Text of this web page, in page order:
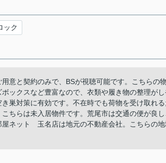
ック
意と契約のみで、BSが視聴可能です。こちらの物
ックスなど豊富なので、衣類や履き物の整理が
巣対策に有効です。不在時でも荷物を受け取れる
ちらは未入居物件です。荒尾市は交通の便が良し
ネット 玉名店は地元の不動産会社。こちらの